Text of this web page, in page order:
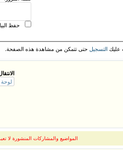
حفظ
عليك التسجيل حتى تتمكن من مشاهدة هذه الصفحة.
المواضيع والمشاركات المنشورة لا